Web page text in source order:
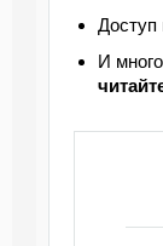
Доступ
И